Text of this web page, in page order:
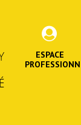
ESPACE